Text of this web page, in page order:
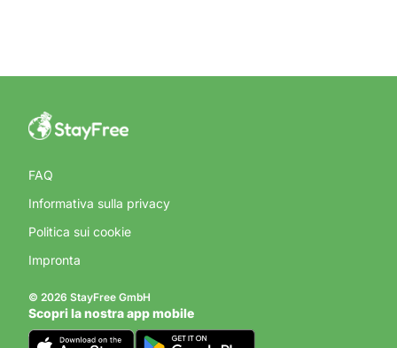
FAQ
Informativa sulla privacy
Politica sui cookie
Impronta
© 2026 StayFree GmbH
Scopri la nostra app mobile